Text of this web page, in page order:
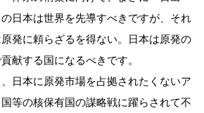
日本は世界を先導すべきですが、それ
発に頼らざるを得ない。日本は原発の
献する国になるべきです。
日本に原発市場を占拠されたくないア
等の核保有国の謀略戦に躍らされて不